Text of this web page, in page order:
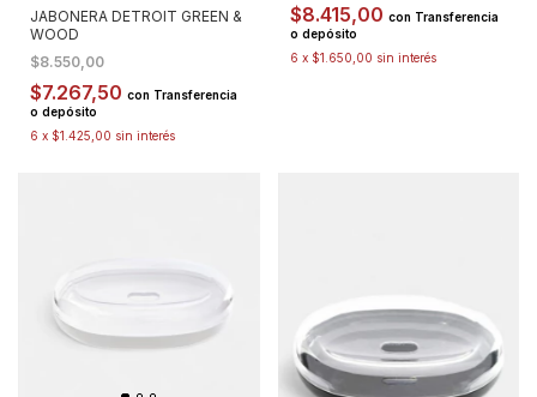
JABONERA DETROIT GREEN &
WOOD
$8.550,00
$7.267,50 con Transferencia
o depósito
6 x $1.425,00 sin interés
$8.415,00 con Transferencia
o depósito
6 x $1.650,00 sin interés